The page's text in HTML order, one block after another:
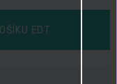
KOŠÍKU EDT